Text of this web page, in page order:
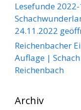
Lesefunde
24.11.2022
Reichenbacher
Auflage |
Reichenbach
Archiv